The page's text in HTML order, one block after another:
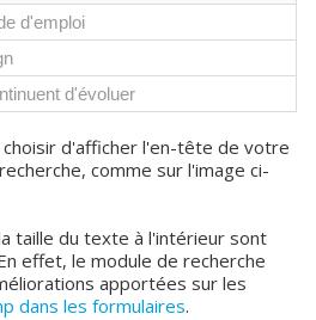
d'emploi
d'évoluer
comme sur l'image ci-
taille du texte à l'intérieur sont
effet, le module de recherche
apportées sur les
dans les formulaires.